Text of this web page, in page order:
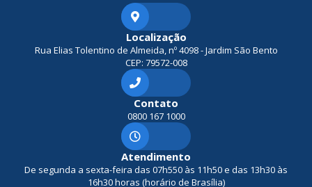
osa
Localização
Rua Elias Tolentino de Almeida, nº 4098 - Jardim São Bento
CEP: 79572-008
Contato
0800 167 1000
Atendimento
De segunda a sexta-feira das 07h550 às 11h50 e das 13h30 às
16h30 horas (horário de Brasília)